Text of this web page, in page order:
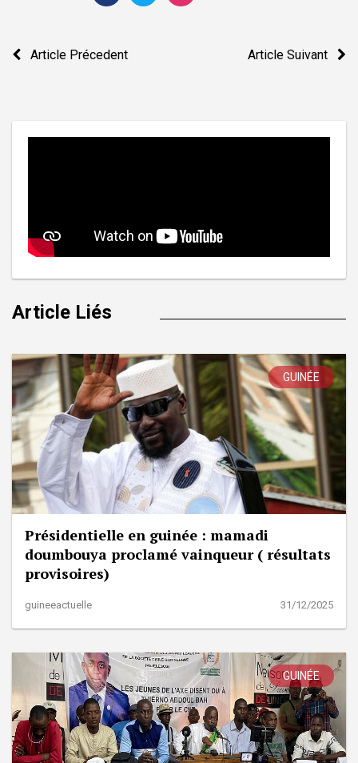
Navigation
Article Précedent Article Suivant
Article Liés
GUINÉE
Présidentielle en guinée : mamadi
doumbouya proclamé vainqueur ( résultats
provisoires)
guineeactuelle 31/12/2025
GUINÉE